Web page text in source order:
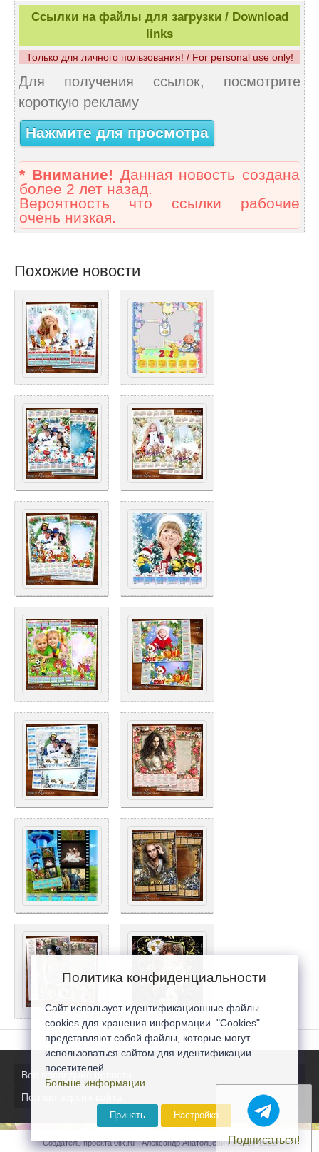
Ссылки на файлы для загрузки / Download
links
Только для личного пользования! / For personal use only!
Для получения ссылок, посмотрите
короткую рекламу
Нажмите для просмотра
* Внимание! Данная новость создана
более 2 лет назад.
Вероятность что ссылки рабочие
очень низкая.
Похожие новости
Все последние новости
Полная версия сайта
Создатель проекта 0lik.ru - Александр Анатольевич © 2007-2026
Подписаться!
Политика конфиденциальности
Сайт использует идентификационные файлы
cookies для хранения информации. "Cookies"
представляют собой файлы, которые могут
использоваться сайтом для идентификации
посетителей...
Больше информации
Принять Настройка